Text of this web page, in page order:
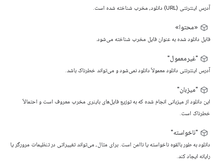
آدرس اینترنتی (URL) دانلود، مخرب شناخته شده است.
«محتوا»
فایل دانلود شده به عنوان فایل مخرب شناخته می‌شود.
"غیرمعمول"
آدرس اینترنتی دانلود معمولاً دانلود نمی‌شود و می‌تواند خطرناک باشد.
"میزبان"
این دانلود از میزبانی انجام شده که به توزیع فایل‌های باینری مخرب معروف است و احتمالاً
خطرناک است.
"ناخواسته"
دانلود به طور بالقوه ناخواسته یا ناامن است. برای مثال، می‌تواند تغییراتی در تنظیمات مرورگر یا
رایانه ایجاد کند.